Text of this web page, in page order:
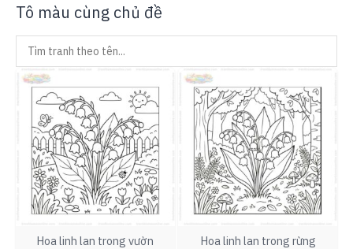
Tô màu cùng chủ đề
Hoa linh lan trong vườn Hoa linh lan trong rừng